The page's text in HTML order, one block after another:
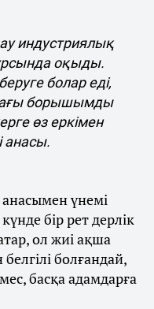
индустриялық
оқыды.
болар еді,
борышымды
өз еркімен
анасы.
үнемі
бір рет дерлік
ол жиі ақша
белгілі болғандай,
басқа адамдарға